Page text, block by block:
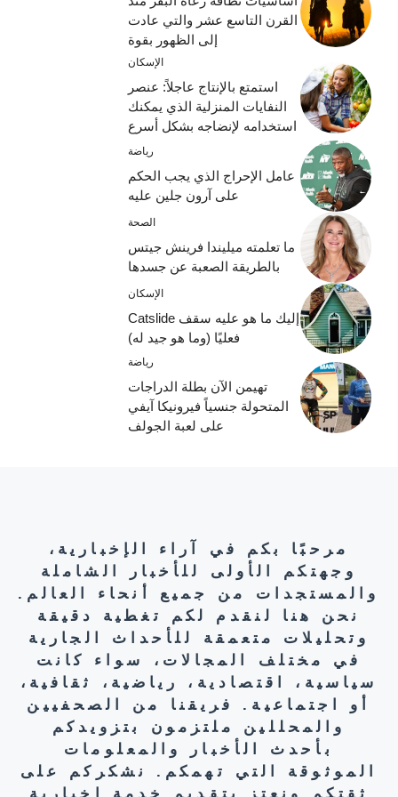
القرن التاسع عشر والتي عادت
إلى الظهور بقوة
الإسكان
استمتع بالإنتاج عاجلاً: عنصر
النفايات المنزلية الذي يمكنك
استخدامه لإنضاجه بشكل أسرع
رياضة
عامل الإحراج الذي يجب الحكم
على آرون جلين عليه
الصحة
ما تعلمته ميليندا فرينش جيتس
بالطريقة الصعبة عن جسدها
الإسكان
إليك ما هو عليه سقف Catslide
فعليًا (وما هو جيد له)
رياضة
تهيمن الآن بطلة الدراجات
المتحولة جنسياً فيرونيكا آيفي
على لعبة الجولف
مرحبًا بكم في آراء الإخبارية،
وجهتكم الأولى للأخبار الشاملة
والمستجدات من جميع أنحاء العالم.
نحن هنا لنقدم لكم تغطية دقيقة
وتحليلات متعمقة للأحداث الجارية
في مختلف المجالات، سواء كانت
سياسية، اقتصادية، رياضية، ثقافية،
أو اجتماعية. فريقنا من الصحفيين
والمحللين ملتزمون بتزويدكم
بأحدث الأخبار والمعلومات
الموثوقة التي تهمكم. نشكركم على